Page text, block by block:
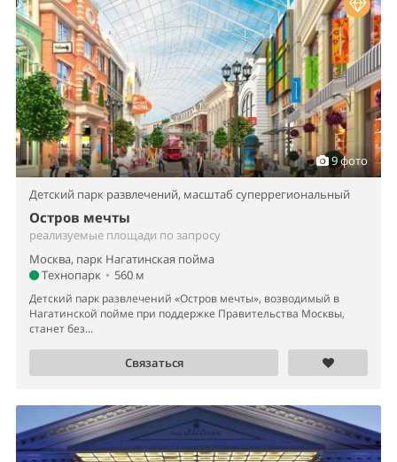
9 фото
Детский парк развлечений, масштаб суперрегиональный
Остров мечты
реализуемые площади по запросу
Москва, парк Нагатинская пойма
Технопарк • 560 м
Детский парк развлечений «Остров мечты», возводимый в
Нагатинской пойме при поддержке Правительства Москвы,
станет без...
Связаться